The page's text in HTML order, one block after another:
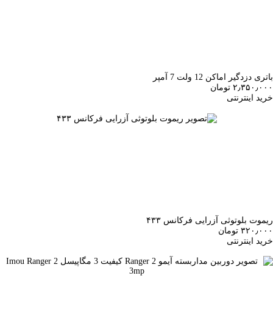
باتری دزدگیر اماکن 12 ولت 7 آمپر
۲٫۳۵۰٫۰۰۰ تومان
خرید اینترنتی
ریموت بلوتوثی آزرایی فرکانس ۴۳۳
۳۲۰٫۰۰۰ تومان
خرید اینترنتی